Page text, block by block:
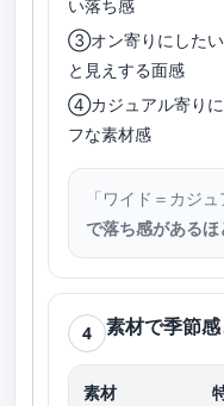
い落ち感
③オン寄りにした
と見えする面感
④カジュアル寄り
フな素材感
「ワイド＝カジ
で落ち感があるほ
4 素材で季節
素材